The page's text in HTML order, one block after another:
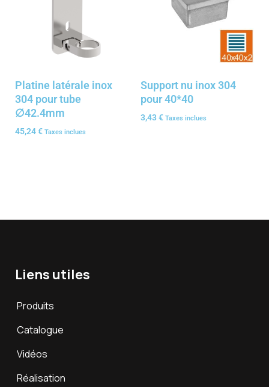
Platine latérale inox
304 pour tube
∅42.4mm
45,24€ Taxes inclues
Support nu inox 304
pour 40*40
3,43€ Taxes inclues
Liens utiles
Produits
Catalogue
Vidéos
Réalisation